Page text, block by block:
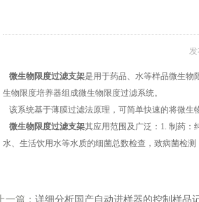
微生物限度过滤支架是用于药品、水等样品微生物
生物限度培养器组成微生物限度过滤系统。
该系统基于薄膜过滤法原理，可简单快速的将微生
微生物限度过滤支架其应用范围及广泛：1. 制药：
水、生活饮用水等水质的细菌总数检查，致病菌检
上一篇： 详细分析国产自动进样器的控制样品